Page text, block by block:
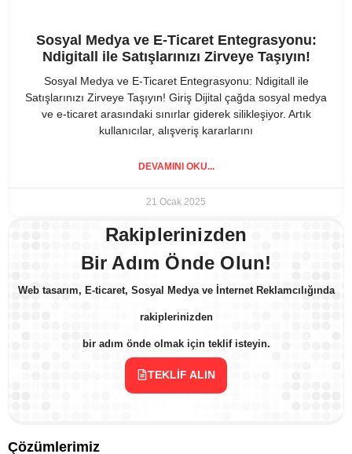
Sosyal Medya ve E-Ticaret Entegrasyonu:
Ndigitall ile Satışlarınızı Zirveye Taşıyın!
Sosyal Medya ve E-Ticaret Entegrasyonu: Ndigitall ile
Satışlarınızı Zirveye Taşıyın! Giriş Dijital çağda sosyal medya
ve e-ticaret arasındaki sınırlar giderek silikleşiyor. Artık
kullanıcılar, alışveriş kararlarını
DEVAMINI OKU...
21 Ocak 2025
Rakiplerinizden
Bir Adım Önde Olun!
Web tasarım, E-ticaret, Sosyal Medya ve İnternet Reklamcılığında
rakiplerinizden
bir adım önde olmak için teklif isteyin.
TEKLIF ALIN
Çözümlerimiz